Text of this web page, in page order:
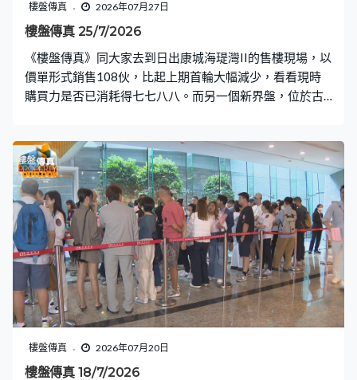
樓盤傳真 2026年07月27日
樓盤傳真 25/7/2026
《樓盤傳真》同大家去到日出康城海瑅灣II的售樓現場，以
價單形式銷售108伙，比起上期首輪大幅減少，看看現時
購買力是否已消耗得七七八八。而另一個新界盤，位於古
伙，作為「開荒牛」將來景觀及配套會是如何？對於業主
而言，銀行提高住宅按揭貸款的現金回贈固然是好事，不
過加現金回贈的背後原因是甚麼，節目會與大家分析一
下。〈設計廊〉的戶主對於生活有自己的想法，希望屋企
既要住得舒適，又要方便，豪花樓價逾15%，440多萬元
設計裝修，將1,400多平方呎的單位打造成柔和現代主義。
樓盤傳真 2026年07月20日
樓盤傳真 18/7/2026